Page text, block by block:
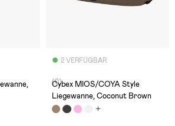
2 VERFÜGBAR
(0)
Cybex MIOS/COYA Style
Liegewanne, Coconut Brown